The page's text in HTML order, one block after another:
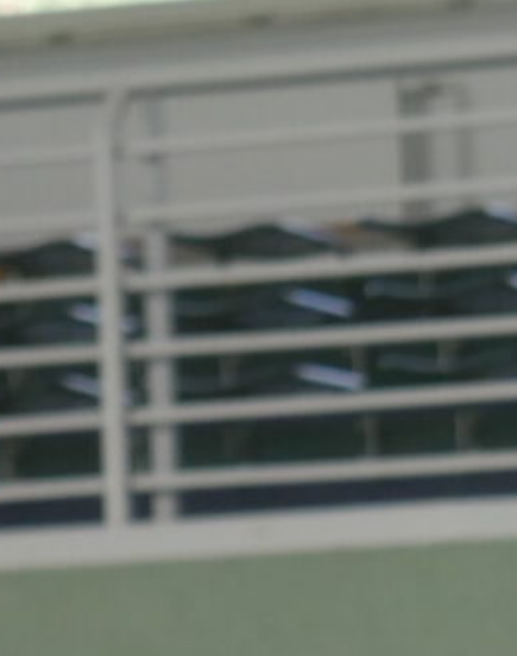
Sportgemeinschaft 1988 e.V.. Mit Luise
Malzahn durfte der Verein eine echte Ikone
des deutschen und internationalen
Judosports in Dortmund begrüßen. Die
Vereinsmitglieder sowie Judo-Fans aus
Dortmund und Umgebung über zwei Tage
hinweg…